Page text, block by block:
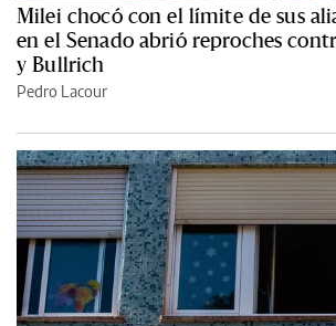
Milei chocó con el límite de sus
en el Senado abrió reproches
y Bullrich
Pedro Lacour